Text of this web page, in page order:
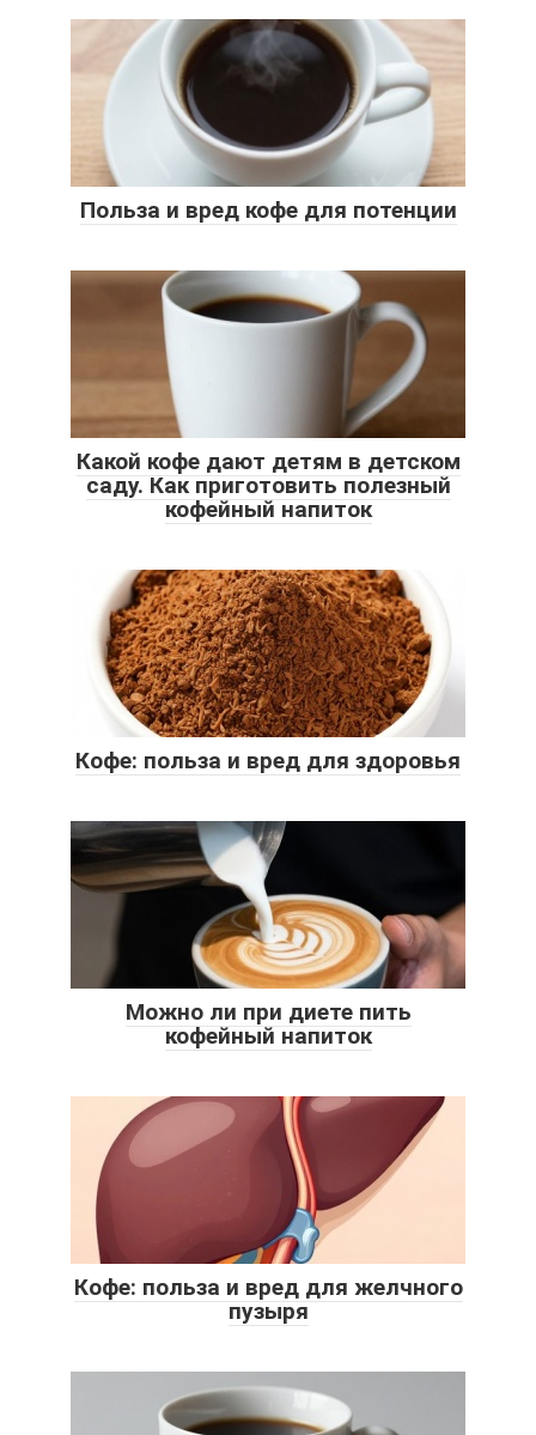
Польза и вред кофе для потенции
Какой кофе дают детям в детском
саду. Как приготовить полезный
кофейный напиток
Кофе: польза и вред для здоровья
Можно ли при диете пить
кофейный напиток
Кофе: польза и вред для желчного
пузыря